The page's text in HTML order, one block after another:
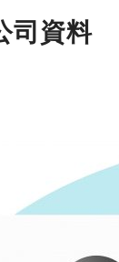
司資料